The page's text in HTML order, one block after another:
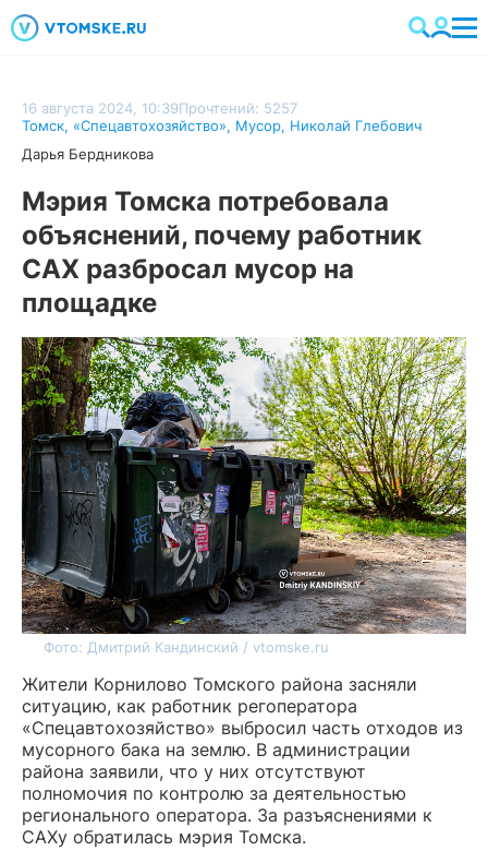
16 августа 2024, 10:39Прочтений: 5257
Томск, «Спецавтохозяйство», Мусор, Николай Глебович
Дарья Бердникова
Мэрия Томска потребовала
объяснений, почему работник
САХ разбросал мусор на
площадке
Фото: Дмитрий Кандинский / vtomske.ru
Жители Корнилово Томского района засняли
ситуацию, как работник регоператора
«Спецавтохозяйство» выбросил часть отходов из
мусорного бака на землю. В администрации
района заявили, что у них отсутствуют
полномочия по контролю за деятельностью
регионального оператора. За разъяснениями к
САХу обратилась мэрия Томска.